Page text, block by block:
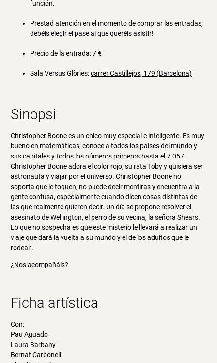
función.
Prestad atención en el momento de comprar las entradas;
debéis elegir el pase al que queréis asistir!
Precio de la entrada: 7 €
Sala Versus Glòries:carrer Castillejos, 179 (Barcelona)
Sinopsi
Christopher Boone es un chico muy especial e inteligente. Es muy
bueno en matemáticas, conoce a todos los países del mundo y
sus capitales y todos los números primeros hasta el 7.057.
Christopher Boone adora el color rojo, su rata Toby y quisiera ser
astronauta y viajar por el universo. Christopher Boone no
soporta que le toquen, no puede decir mentiras y encuentra a la
gente confusa, especialmente cuando dicen cosas distintas de
las que realmente quieren decir. Un día se propone resolver el
asesinato de Wellington, el perro de su vecina, la señora Shears.
Lo que no sospecha es que este misterio le llevará a realizar un
viaje que dará la vuelta a su mundo y el de los adultos que le
rodean.
¿Nos acompañáis?
Ficha artística
Con:
Pau Aguado
Laura Barbany
Bernat Carbonell